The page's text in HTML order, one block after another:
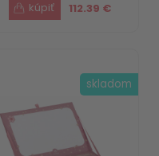
112.39 €
skladom